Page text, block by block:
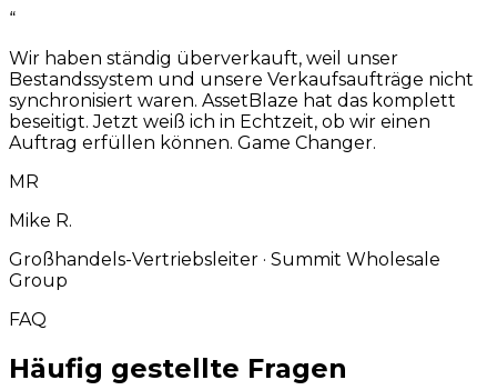
“
Wir haben ständig überverkauft, weil unser
Bestandssystem und unsere Verkaufsaufträge nicht
synchronisiert waren. AssetBlaze hat das komplett
beseitigt. Jetzt weiß ich in Echtzeit, ob wir einen
Auftrag erfüllen können. Game Changer.
MR
Mike R.
Großhandels-Vertriebsleiter · Summit Wholesale
Group
FAQ
Häufig gestellte Fragen